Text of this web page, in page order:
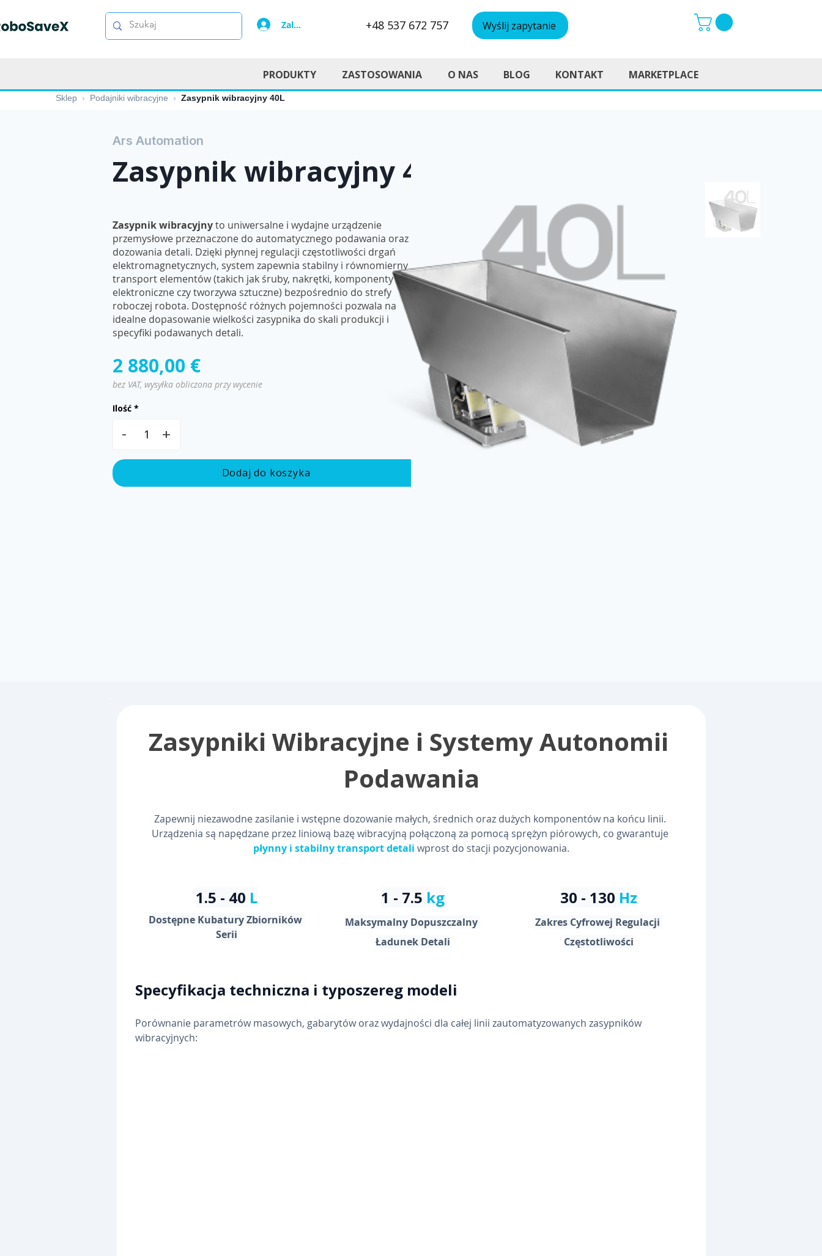
Zaloguj się +48 537 672 757 Wyślij zapytanie
PRODUKTY ZASTOSOWANIA O NAS BLOG KONTAKT MARKETPLACE
Sklep › Podajniki wibracyjne › Zasypnik wibracyjny 40L
Ars Automation
Zasypnik wibracyjny 40L
Zasypnik wibracyjnyto uniwersalne i wydajne urządzenie
przemysłowe przeznaczone do automatycznego podawania oraz
dozowania detali. Dzięki płynnej regulacji częstotliwości drgań
elektromagnetycznych, system zapewnia stabilny i równomierny
transport elementów (takich jak śruby, nakrętki, komponenty
elektroniczne czy tworzywa sztuczne) bezpośrednio do strefy
roboczej robota. Dostępność różnych pojemności pozwala na
idealne dopasowanie wielkości zasypnika do skali produkcji i
specyfiki podawanych detali.
2 880,00 €
bez VAT, wysyłka obliczona przy wycenie
Ilość
+
-
Dodaj do koszyka
Zasypniki Wibracyjne i Systemy Autonomii
Podawania
Zapewnij niezawodne zasilanie i wstępne dozowanie małych, średnich oraz dużych komponentów na końcu linii.
Urządzenia są napędzane przez liniową bazę wibracyjną połączoną za pomocą sprężyn piórowych, co gwarantuje
płynny i stabilny transport detali wprost do stacji pozycjonowania.
1.5 - 40 L
Dostępne Kubatury Zbiorników
Serii
1 - 7.5 kg
Maksymalny Dopuszczalny
Ładunek Detali
30 - 130 Hz
Zakres Cyfrowej Regulacji
Częstotliwości
Specyfikacja techniczna i typoszereg modeli
Porównanie parametrów masowych, gabarytów oraz wydajności dla całej linii zautomatyzowanych zasypników
wibracyjnych: